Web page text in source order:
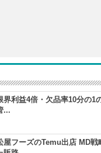
界利益4倍・欠品率10分の
...
屋フーズのTemu出店 MD戦